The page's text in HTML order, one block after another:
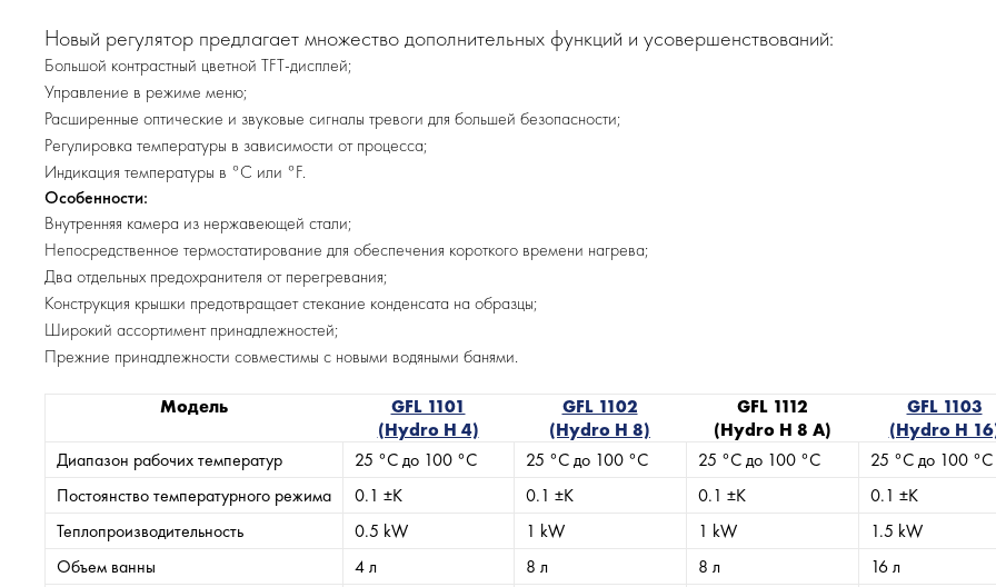
Новый регулятор предлагает множество дополнительных функций и усовершенствований:
Большой контрастный цветной TFT-дисплей;
Управление в режиме меню;
Расширенные оптические и звуковые сигналы тревоги для большей безопасности;
Регулировка температуры в зависимости от процесса;
Индикация температуры в °C или °F.
Особенности:
Внутренняя камера из нержавеющей стали;
Непосредственное термостатирование для обеспечения короткого времени нагрева;
Два отдельных предохранителя от перегревания;
Конструкция крышки предотвращает стекание конденсата на образцы;
Широкий ассортимент принадлежностей;
Прежние принадлежности совместимы с новыми водяными банями.
Модель
GFL 1101
(Hydro H 4)
GFL 1102
(Hydro H 8)
GFL 1112
(Hydro H 8 A)
GFL 1103
(Hydro H
Диапазон рабочих температур
25 °C до 100 °C 25 °C до 100 °C 25 °C до 100 °C
25 °C до 100 °C
Постоянство температурного режима
0.1 ±K 0.1 ±K 0.1 ±K
0.1 ±K
Теплопроизводительность
0.5 kW 1 kW 1 kW
1.5 kW
Объем ванны
4 л 8 л 8 л
16 л